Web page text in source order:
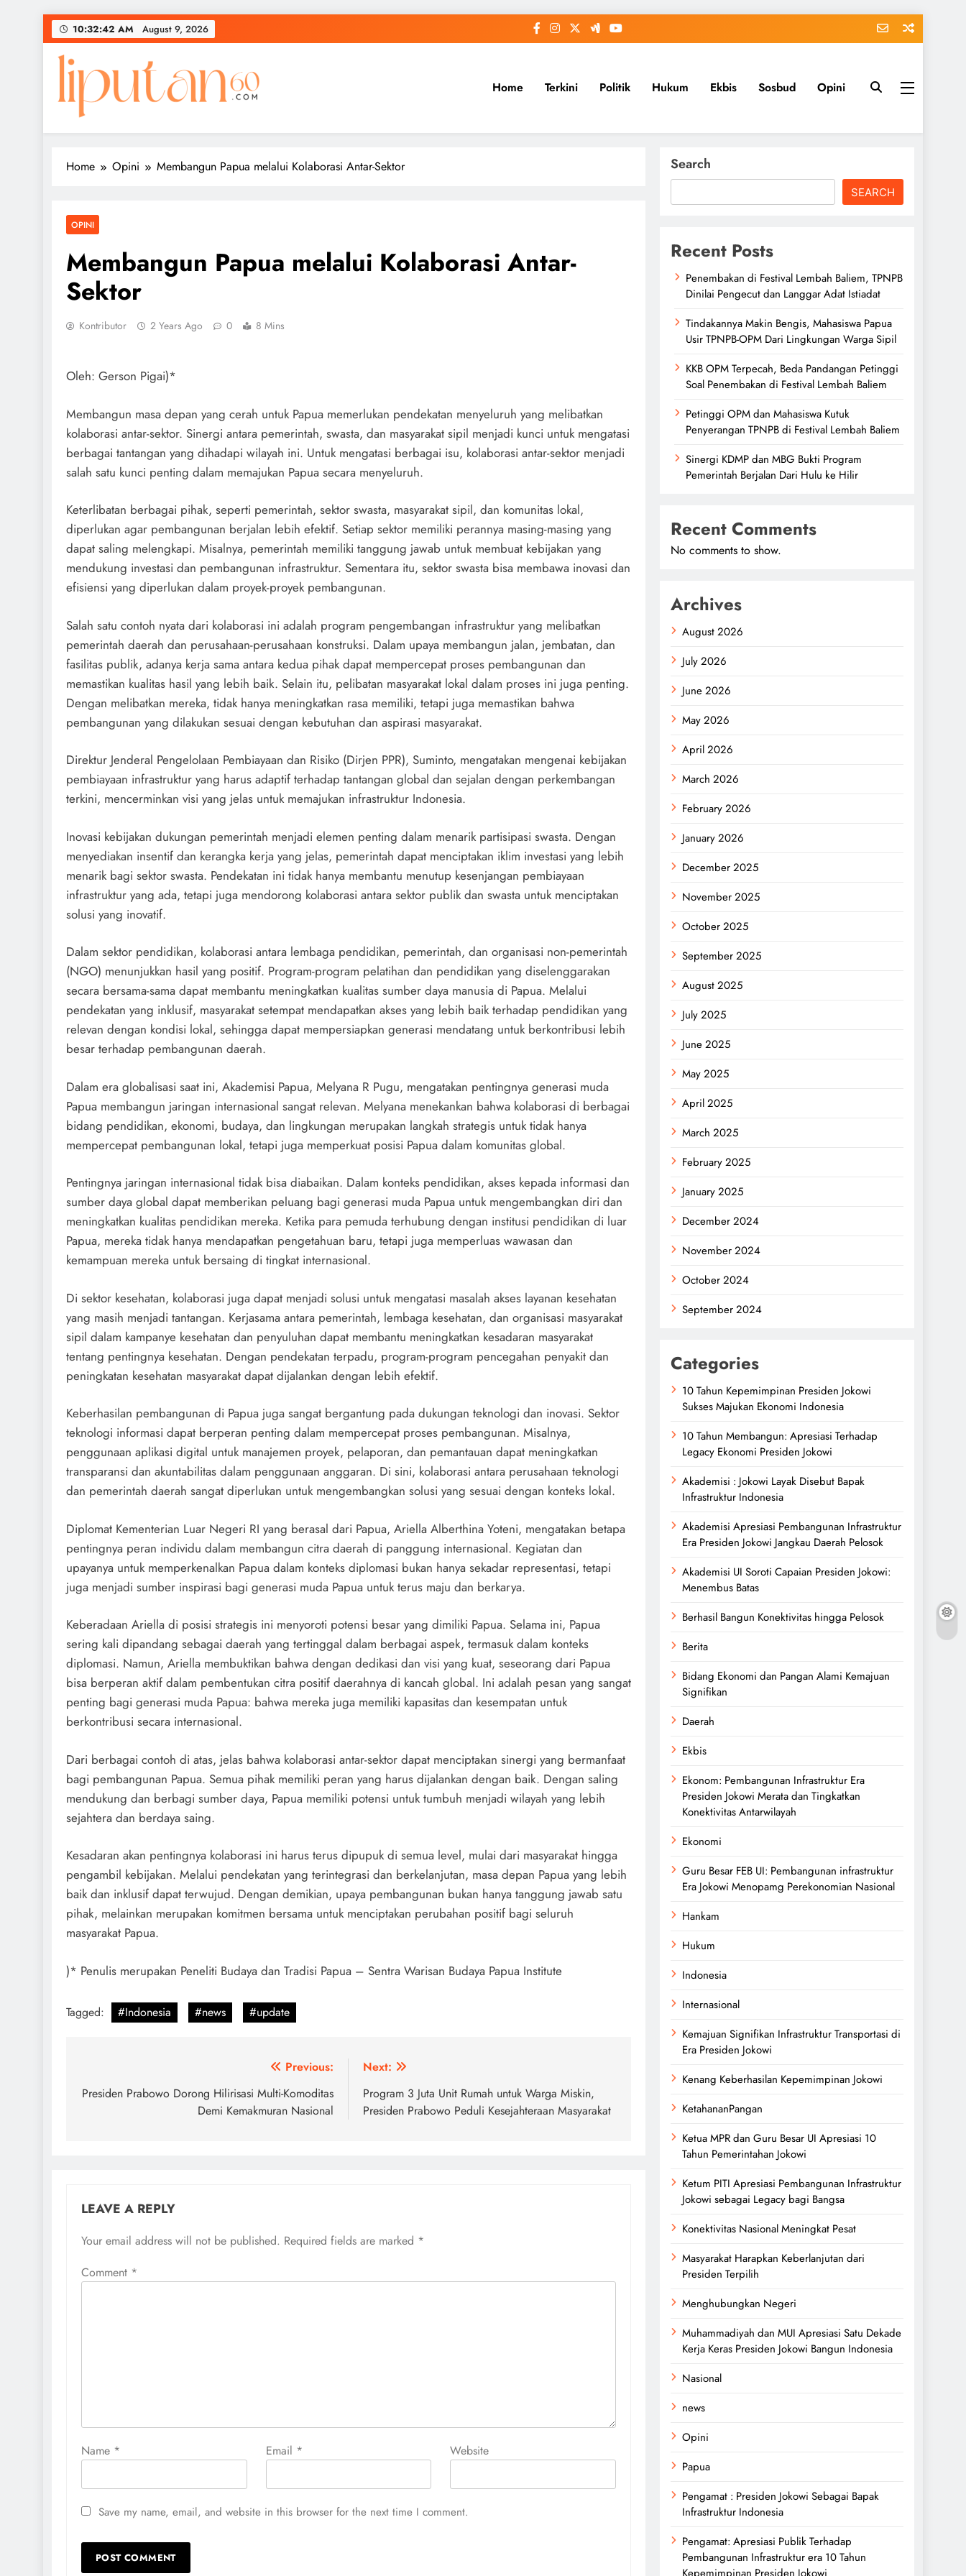
Skip
to
content
10:32:42 AM August 9, 2026
Home Terkini Politik Hukum Ekbis Sosbud Opini
Home Opini Membangun Papua melalui Kolaborasi Antar-Sektor
OPINI
Membangun Papua melalui Kolaborasi Antar-
Sektor
Kontributor 2 Years Ago 0 8 Mins
Oleh: Gerson Pigai)*
Membangun masa depan yang cerah untuk Papua memerlukan pendekatan menyeluruh yang melibatkan
kolaborasi antar-sektor. Sinergi antara pemerintah, swasta, dan masyarakat sipil menjadi kunci untuk mengatasi
berbagai tantangan yang dihadapi wilayah ini. Untuk mengatasi berbagai isu, kolaborasi antar-sektor menjadi
salah satu kunci penting dalam memajukan Papua secara menyeluruh.
Keterlibatan berbagai pihak, seperti pemerintah, sektor swasta, masyarakat sipil, dan komunitas lokal,
diperlukan agar pembangunan berjalan lebih efektif. Setiap sektor memiliki perannya masing-masing yang
dapat saling melengkapi. Misalnya, pemerintah memiliki tanggung jawab untuk membuat kebijakan yang
mendukung investasi dan pembangunan infrastruktur. Sementara itu, sektor swasta bisa membawa inovasi dan
efisiensi yang diperlukan dalam proyek-proyek pembangunan.
Salah satu contoh nyata dari kolaborasi ini adalah program pengembangan infrastruktur yang melibatkan
pemerintah daerah dan perusahaan-perusahaan konstruksi. Dalam upaya membangun jalan, jembatan, dan
fasilitas publik, adanya kerja sama antara kedua pihak dapat mempercepat proses pembangunan dan
memastikan kualitas hasil yang lebih baik. Selain itu, pelibatan masyarakat lokal dalam proses ini juga penting.
Dengan melibatkan mereka, tidak hanya meningkatkan rasa memiliki, tetapi juga memastikan bahwa
pembangunan yang dilakukan sesuai dengan kebutuhan dan aspirasi masyarakat.
Direktur Jenderal Pengelolaan Pembiayaan dan Risiko (Dirjen PPR), Suminto, mengatakan mengenai kebijakan
pembiayaan infrastruktur yang harus adaptif terhadap tantangan global dan sejalan dengan perkembangan
terkini, mencerminkan visi yang jelas untuk memajukan infrastruktur Indonesia.
Inovasi kebijakan dukungan pemerintah menjadi elemen penting dalam menarik partisipasi swasta. Dengan
menyediakan insentif dan kerangka kerja yang jelas, pemerintah dapat menciptakan iklim investasi yang lebih
menarik bagi sektor swasta. Pendekatan ini tidak hanya membantu menutup kesenjangan pembiayaan
infrastruktur yang ada, tetapi juga mendorong kolaborasi antara sektor publik dan swasta untuk menciptakan
solusi yang inovatif.
Dalam sektor pendidikan, kolaborasi antara lembaga pendidikan, pemerintah, dan organisasi non-pemerintah
(NGO) menunjukkan hasil yang positif. Program-program pelatihan dan pendidikan yang diselenggarakan
secara bersama-sama dapat membantu meningkatkan kualitas sumber daya manusia di Papua. Melalui
pendekatan yang inklusif, masyarakat setempat mendapatkan akses yang lebih baik terhadap pendidikan yang
relevan dengan kondisi lokal, sehingga dapat mempersiapkan generasi mendatang untuk berkontribusi lebih
besar terhadap pembangunan daerah.
Dalam era globalisasi saat ini, Akademisi Papua, Melyana R Pugu, mengatakan pentingnya generasi muda
Papua membangun jaringan internasional sangat relevan. Melyana menekankan bahwa kolaborasi di berbagai
bidang pendidikan, ekonomi, budaya, dan lingkungan merupakan langkah strategis untuk tidak hanya
mempercepat pembangunan lokal, tetapi juga memperkuat posisi Papua dalam komunitas global.
Pentingnya jaringan internasional tidak bisa diabaikan. Dalam konteks pendidikan, akses kepada informasi dan
sumber daya global dapat memberikan peluang bagi generasi muda Papua untuk mengembangkan diri dan
meningkatkan kualitas pendidikan mereka. Ketika para pemuda terhubung dengan institusi pendidikan di luar
Papua, mereka tidak hanya mendapatkan pengetahuan baru, tetapi juga memperluas wawasan dan
kemampuan mereka untuk bersaing di tingkat internasional.
Di sektor kesehatan, kolaborasi juga dapat menjadi solusi untuk mengatasi masalah akses layanan kesehatan
yang masih menjadi tantangan. Kerjasama antara pemerintah, lembaga kesehatan, dan organisasi masyarakat
sipil dalam kampanye kesehatan dan penyuluhan dapat membantu meningkatkan kesadaran masyarakat
tentang pentingnya kesehatan. Dengan pendekatan terpadu, program-program pencegahan penyakit dan
peningkatan kesehatan masyarakat dapat dijalankan dengan lebih efektif.
Keberhasilan pembangunan di Papua juga sangat bergantung pada dukungan teknologi dan inovasi. Sektor
teknologi informasi dapat berperan penting dalam mempercepat proses pembangunan. Misalnya,
penggunaan aplikasi digital untuk manajemen proyek, pelaporan, dan pemantauan dapat meningkatkan
transparansi dan akuntabilitas dalam penggunaan anggaran. Di sini, kolaborasi antara perusahaan teknologi
dan pemerintah daerah sangat diperlukan untuk mengembangkan solusi yang sesuai dengan konteks lokal.
Diplomat Kementerian Luar Negeri RI yang berasal dari Papua, Ariella Alberthina Yoteni, mengatakan betapa
pentingnya peran individu dalam membangun citra daerah di panggung internasional. Kegiatan dan
upayanya untuk memperkenalkan Papua dalam konteks diplomasi bukan hanya sekadar representasi, tetapi
juga menjadi sumber inspirasi bagi generasi muda Papua untuk terus maju dan berkarya.
Keberadaan Ariella di posisi strategis ini menyoroti potensi besar yang dimiliki Papua. Selama ini, Papua
sering kali dipandang sebagai daerah yang tertinggal dalam berbagai aspek, termasuk dalam konteks
diplomasi. Namun, Ariella membuktikan bahwa dengan dedikasi dan visi yang kuat, seseorang dari Papua
bisa berperan aktif dalam pembentukan citra positif daerahnya di kancah global. Ini adalah pesan yang sangat
penting bagi generasi muda Papua: bahwa mereka juga memiliki kapasitas dan kesempatan untuk
berkontribusi secara internasional.
Dari berbagai contoh di atas, jelas bahwa kolaborasi antar-sektor dapat menciptakan sinergi yang bermanfaat
bagi pembangunan Papua. Semua pihak memiliki peran yang harus dijalankan dengan baik. Dengan saling
mendukung dan berbagi sumber daya, Papua memiliki potensi untuk tumbuh menjadi wilayah yang lebih
sejahtera dan berdaya saing.
Kesadaran akan pentingnya kolaborasi ini harus terus dipupuk di semua level, mulai dari masyarakat hingga
pengambil kebijakan. Melalui pendekatan yang terintegrasi dan berkelanjutan, masa depan Papua yang lebih
baik dan inklusif dapat terwujud. Dengan demikian, upaya pembangunan bukan hanya tanggung jawab satu
pihak, melainkan merupakan komitmen bersama untuk menciptakan perubahan positif bagi seluruh
masyarakat Papua.
)* Penulis merupakan Peneliti Budaya dan Tradisi Papua – Sentra Warisan Budaya Papua Institute
Tagged: #Indonesia #news #update
navigation
Previous:
Presiden Prabowo Dorong Hilirisasi Multi-Komoditas
Demi Kemakmuran Nasional
Next:
Program 3 Juta Unit Rumah untuk Warga Miskin,
Presiden Prabowo Peduli Kesejahteraan Masyarakat
LEAVE A REPLY
Your email address will not be published. Required fields are marked *
Comment *
Name * Email * Website
Save my name, email, and website in this browser for the next time I comment.
Search
SEARCH
Recent Posts
Penembakan di Festival Lembah Baliem, TPNPB
Dinilai Pengecut dan Langgar Adat Istiadat
Tindakannya Makin Bengis, Mahasiswa Papua
Usir TPNPB-OPM Dari Lingkungan Warga Sipil
KKB OPM Terpecah, Beda Pandangan Petinggi
Soal Penembakan di Festival Lembah Baliem
Petinggi OPM dan Mahasiswa Kutuk
Penyerangan TPNPB di Festival Lembah Baliem
Sinergi KDMP dan MBG Bukti Program
Pemerintah Berjalan Dari Hulu ke Hilir
Recent Comments
No comments to show.
Archives
August 2026
July 2026
June 2026
May 2026
April 2026
March 2026
February 2026
January 2026
December 2025
November 2025
October 2025
September 2025
August 2025
July 2025
June 2025
May 2025
April 2025
March 2025
February 2025
January 2025
December 2024
November 2024
October 2024
September 2024
Categories
10 Tahun Kepemimpinan Presiden Jokowi
Sukses Majukan Ekonomi Indonesia
10 Tahun Membangun: Apresiasi Terhadap
Legacy Ekonomi Presiden Jokowi
Akademisi : Jokowi Layak Disebut Bapak
Infrastruktur Indonesia
Akademisi Apresiasi Pembangunan Infrastruktur
Era Presiden Jokowi Jangkau Daerah Pelosok
Akademisi UI Soroti Capaian Presiden Jokowi:
Menembus Batas
Berhasil Bangun Konektivitas hingga Pelosok
Berita
Bidang Ekonomi dan Pangan Alami Kemajuan
Signifikan
Daerah
Ekbis
Ekonom: Pembangunan Infrastruktur Era
Presiden Jokowi Merata dan Tingkatkan
Konektivitas Antarwilayah
Ekonomi
Guru Besar FEB UI: Pembangunan infrastruktur
Era Jokowi Menopamg Perekonomian Nasional
Hankam
Hukum
Indonesia
Internasional
Kemajuan Signifikan Infrastruktur Transportasi di
Era Presiden Jokowi
Kenang Keberhasilan Kepemimpinan Jokowi
KetahananPangan
Ketua MPR dan Guru Besar UI Apresiasi 10
Tahun Pemerintahan Jokowi
Ketum PITI Apresiasi Pembangunan Infrastruktur
Jokowi sebagai Legacy bagi Bangsa
Konektivitas Nasional Meningkat Pesat
Masyarakat Harapkan Keberlanjutan dari
Presiden Terpilih
Menghubungkan Negeri
Muhammadiyah dan MUI Apresiasi Satu Dekade
Kerja Keras Presiden Jokowi Bangun Indonesia
Nasional
news
Opini
Papua
Pengamat : Presiden Jokowi Sebagai Bapak
Infrastruktur Indonesia
Pengamat: Apresiasi Publik Terhadap
Pembangunan Infrastruktur era 10 Tahun